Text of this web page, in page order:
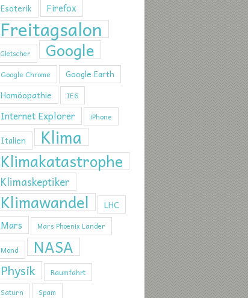
Esoterik Firefox
Freitagsalon
Gletscher Google
Google Chrome Google Earth
Homöopathie IE6
Internet Explorer iPhone
Italien Klima
Klimakatastrophe
Klimaskeptiker
Klimawandel LHC
Mars Mars Phoenix Lander
Mond NASA
Physik Raumfahrt
Saturn Spam